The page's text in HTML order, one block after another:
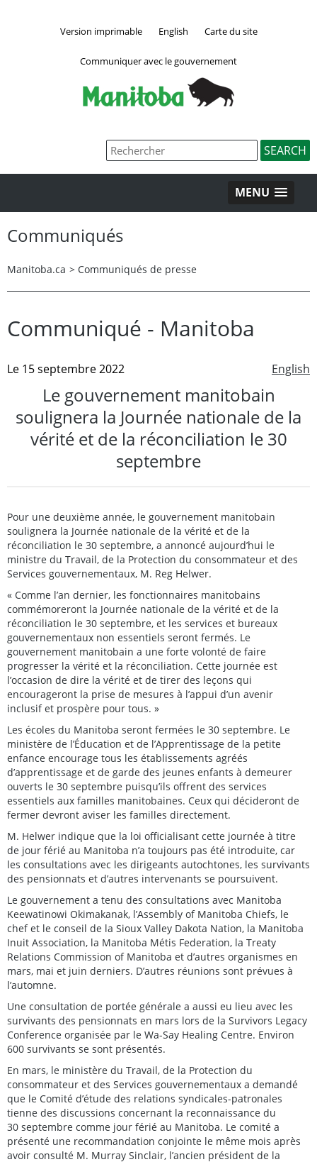
Version imprimable English Carte du site
Communiquer avec le gouvernement
MENU
Communiqués
Manitoba.ca > Communiqués de presse
Communiqué - Manitoba
English
Le 15 septembre 2022
Le gouvernement manitobain
soulignera la Journée nationale de la
vérité et de la réconciliation le 30
septembre
Pour une deuxième année, le gouvernement manitobain
soulignera la Journée nationale de la vérité et de la
réconciliation le 30 septembre, a annoncé aujourd’hui le
ministre du Travail, de la Protection du consommateur et des
Services gouvernementaux, M. Reg Helwer.
« Comme l’an dernier, les fonctionnaires manitobains
commémoreront la Journée nationale de la vérité et de la
réconciliation le 30 septembre, et les services et bureaux
gouvernementaux non essentiels seront fermés. Le
gouvernement manitobain a une forte volonté de faire
progresser la vérité et la réconciliation. Cette journée est
l’occasion de dire la vérité et de tirer des leçons qui
encourageront la prise de mesures à l’appui d’un avenir
inclusif et prospère pour tous. »
Les écoles du Manitoba seront fermées le 30 septembre. Le
ministère de l’Éducation et de l’Apprentissage de la petite
enfance encourage tous les établissements agréés
d’apprentissage et de garde des jeunes enfants à demeurer
ouverts le 30 septembre puisqu’ils offrent des services
essentiels aux familles manitobaines. Ceux qui décideront de
fermer devront aviser les familles directement.
M. Helwer indique que la loi officialisant cette journée à titre
de jour férié au Manitoba n’a toujours pas été introduite, car
les consultations avec les dirigeants autochtones, les survivants
des pensionnats et d’autres intervenants se poursuivent.
Le gouvernement a tenu des consultations avec Manitoba
Keewatinowi Okimakanak, l’Assembly of Manitoba Chiefs, le
chef et le conseil de la Sioux Valley Dakota Nation, la Manitoba
Inuit Association, la Manitoba Métis Federation, la Treaty
Relations Commission of Manitoba et d’autres organismes en
mars, mai et juin derniers. D’autres réunions sont prévues à
l’automne.
Une consultation de portée générale a aussi eu lieu avec les
survivants des pensionnats en mars lors de la Survivors Legacy
Conference organisée par le Wa-Say Healing Centre. Environ
600 survivants se sont présentés.
En mars, le ministère du Travail, de la Protection du
consommateur et des Services gouvernementaux a demandé
que le Comité d’étude des relations syndicales-patronales
tienne des discussions concernant la reconnaissance du
30 septembre comme jour férié au Manitoba. Le comité a
présenté une recommandation conjointe le même mois après
avoir consulté M. Murray Sinclair, l’ancien président de la